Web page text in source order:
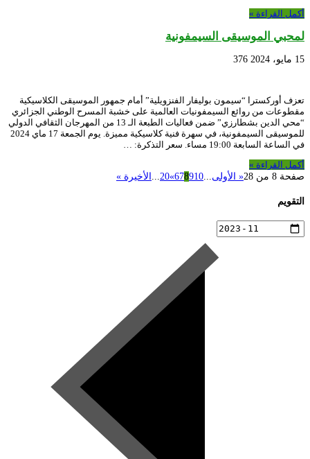
أكمل القراءة »
لمحبي الموسيقى السيمفونية
15 مايو، 2024 376
تعزف أوركسترا “سيمون بوليفار الفنزويلية” أمام جمهور الموسيقى الكلاسيكية
مقطوعات من روائع السيمفونيات العالمية على خشبة المسرح الوطني الجزائري
“محي الدين بشطارزي” ضمن فعاليات الطبعة الـ 13 من المهرجان الثقافي الدولي
للموسيقى السيمفونية، في سهرة فنية كلاسيكية مميزة. يوم الجمعة 17 ماي 2024
في الساعة السابعة 19:00 مساء. سعر التذكرة: …
أكمل القراءة »
صفحة 8 من 28
« الأولى...
678910
»
20
... الأخيرة »
التقويم